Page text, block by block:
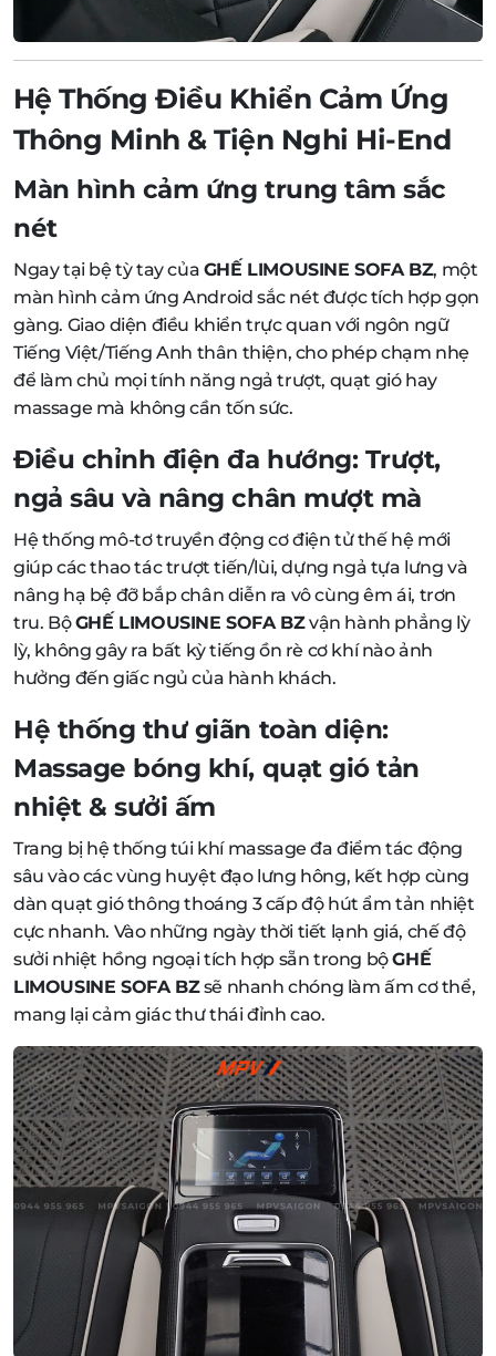
Hệ Thống Điều Khiển Cảm Ứng
Thông Minh & Tiện Nghi Hi-End
Màn hình cảm ứng trung tâm sắc
nét
Ngay tại bệ tỳ tay của GHẾ LIMOUSINE SOFA BZ, một
màn hình cảm ứng Android sắc nét được tích hợp gọn
gàng. Giao diện điều khiển trực quan với ngôn ngữ
Tiếng Việt/Tiếng Anh thân thiện, cho phép chạm nhẹ
để làm chủ mọi tính năng ngả trượt, quạt gió hay
massage mà không cần tốn sức.
Điều chỉnh điện đa hướng: Trượt,
ngả sâu và nâng chân mượt mà
Hệ thống mô-tơ truyền động cơ điện tử thế hệ mới
giúp các thao tác trượt tiến/lùi, dựng ngả tựa lưng và
nâng hạ bệ đỡ bắp chân diễn ra vô cùng êm ái, trơn
tru. BộGHẾ LIMOUSINE SOFA BZvận hành phẳng lỳ
lỳ, không gây ra bất kỳ tiếng ồn rè cơ khí nào ảnh
hưởng đến giấc ngủ của hành khách.
Hệ thống thư giãn toàn diện:
Massage bóng khí, quạt gió tản
nhiệt & sưởi ấm
Trang bị hệ thống túi khí massage đa điểm tác động
sâu vào các vùng huyệt đạo lưng hông, kết hợp cùng
dàn quạt gió thông thoáng 3 cấp độ hút ẩm tản nhiệt
cực nhanh. Vào những ngày thời tiết lạnh giá, chế độ
sưởi nhiệt hồng ngoại tích hợp sẵn trong bộGHẾ
LIMOUSINE SOFA BZsẽ nhanh chóng làm ấm cơ thể,
mang lại cảm giác thư thái đỉnh cao.